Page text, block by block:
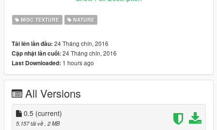
You can find the installation instructions in the Readme!
MISC TEXTURE NATURE
Tải lên lần đầu: 24 Tháng chín, 2016
Cập nhật lần cuối: 24 Tháng chín, 2016
Last Downloaded: 1 hours ago
All Versions
0.5 (current)
5.157 tải về , 2 MB